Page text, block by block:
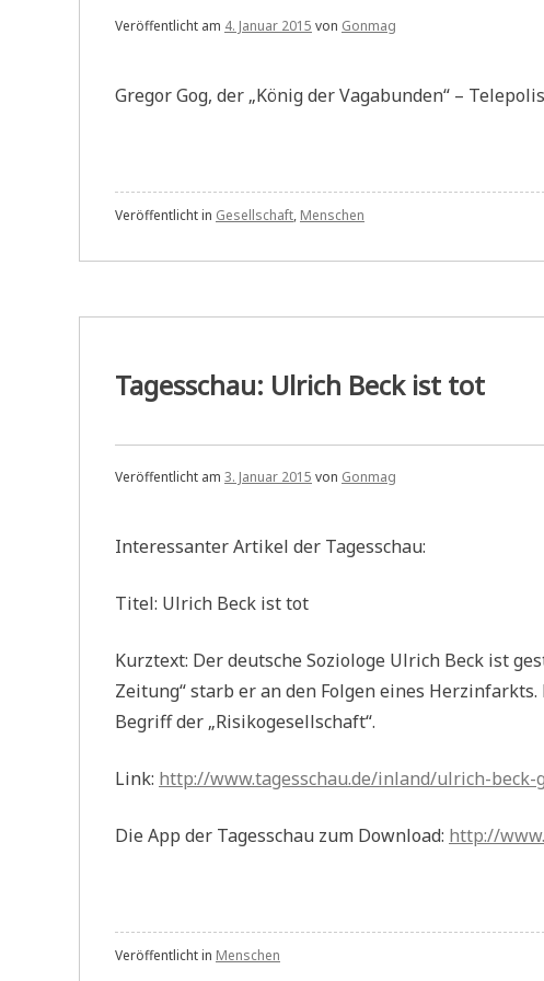
Veröffentlicht am 4. Januar 2015 von Gonmag
Gregor Gog, der „König der Vagabunden“ –
Veröffentlicht in Gesellschaft, Menschen
Tagesschau: Ulrich Beck ist tot
Veröffentlicht am 3. Januar 2015 von Gonmag
Interessanter Artikel der Tagesschau:
Titel: Ulrich Beck ist tot
Kurztext: Der deutsche Soziologe Ulrich Beck ist
Zeitung“ starb er an den Folgen eines
Begriff der „Risikogesellschaft“.
Link: http://www.tagesschau.de/inland/ulrich-beck-
Die App der Tagesschau zum Download: http://
Veröffentlicht in Menschen